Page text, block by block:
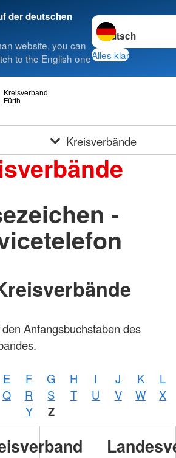
der deutschen
website, you can
to the English one
Sprache wechseln
Alles klar
Fürth
Kreisverband
Kreisverbände
-
Anfangsbuchstaben des
E F G H I J K
L
Q R S T U V W
X
Y
Z